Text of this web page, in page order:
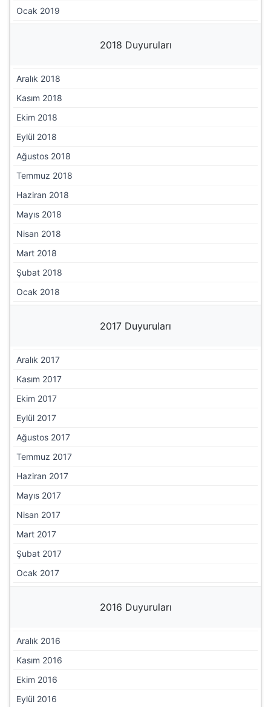
Ocak 2019
2018 Duyuruları
Aralık 2018
Kasım 2018
Ekim 2018
Eylül 2018
Ağustos 2018
Temmuz 2018
Haziran 2018
Mayıs 2018
Nisan 2018
Mart 2018
Şubat 2018
Ocak 2018
2017 Duyuruları
Aralık 2017
Kasım 2017
Ekim 2017
Eylül 2017
Ağustos 2017
Temmuz 2017
Haziran 2017
Mayıs 2017
Nisan 2017
Mart 2017
Şubat 2017
Ocak 2017
2016 Duyuruları
Aralık 2016
Kasım 2016
Ekim 2016
Eylül 2016